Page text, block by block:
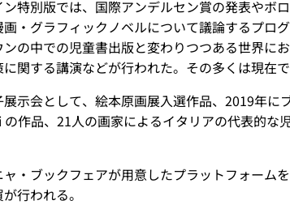
ン特別版では、国際アンデルセン賞の発表やボ
・グラフィックノベルについて議論するプロ
ンの中での児童書出版と変わりつつある世界に
関する講演などが行われた。その多くは現在
展示会として、絵本原画展入選作品、2019年
の作品、21人の画家によるイタリアの代表的
ャ・ブックフェアが用意したプラットフォーム
行われる。